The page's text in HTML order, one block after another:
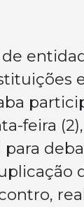
feira